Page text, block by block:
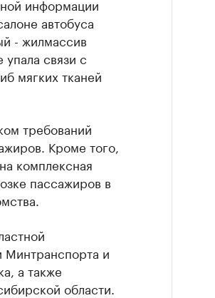
информации
автобуса
- жилмассив
связи с
мягких тканей
требований
Кроме того,
комплексная
пассажиров в
Минтранспорта и
а также
области.